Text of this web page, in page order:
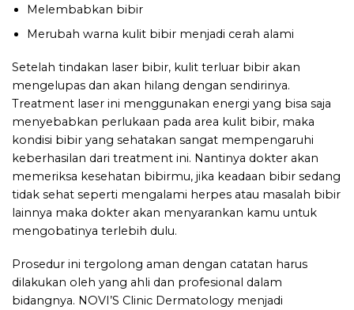
Melembabkan bibir
Merubah warna kulit bibir menjadi cerah alami
Setelah tindakan laser bibir, kulit terluar bibir akan
mengelupas dan akan hilang dengan sendirinya.
Treatment laser ini menggunakan energi yang bisa saja
menyebabkan perlukaan pada area kulit bibir, maka
kondisi bibir yang sehatakan sangat mempengaruhi
keberhasilan dari treatment ini. Nantinya dokter akan
memeriksa kesehatan bibirmu, jika keadaan bibir sedang
tidak sehat seperti mengalami herpes atau masalah bibir
lainnya maka dokter akan menyarankan kamu untuk
mengobatinya terlebih dulu.
Prosedur ini tergolong aman dengan catatan harus
dilakukan oleh yang ahli dan profesional dalam
bidangnya. NOVI’S Clinic Dermatology menjadi